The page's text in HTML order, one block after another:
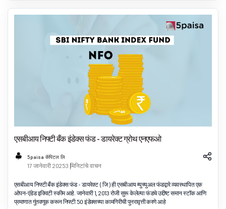
एसबीआय निफ्टी बँक इंडेक्स फंड - डायरेक्ट ग्रोथ एनएफओ
5paisa कॅपिटल लि
17 जानेवारी 20253 मिनिटांचे वाचन
एसबीआय निफ्टी बँक इंडेक्स फंड - डायरेक्ट ( जि ) ही एसबीआय म्युच्युअल फंडद्वारे व्यवस्थापित एक
ओपन-एंडेड इक्विटी स्कीम आहे. जानेवारी 1, 2013 रोजी सुरू केलेल्या फंडचे उद्दीष्ट समान स्टॉक आणि
प्रमाणात गुंतवणूक करून निफ्टी 50 इंडेक्सच्या कामगिरीची पुनरावृत्ती करणे आहे